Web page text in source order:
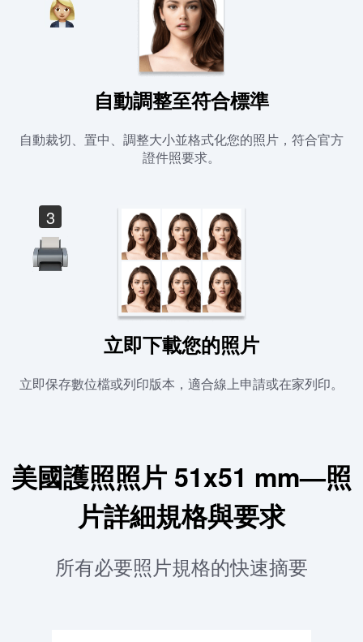
自動調整至符合標準
自動裁切、置中、調整大小並格式化您的照片，符合官方
證件照要求。
3
立即下載您的照片
立即保存數位檔或列印版本，適合線上申請或在家列印。
美國護照照片 51x51 mm—照
片詳細規格與要求
所有必要照片規格的快速摘要